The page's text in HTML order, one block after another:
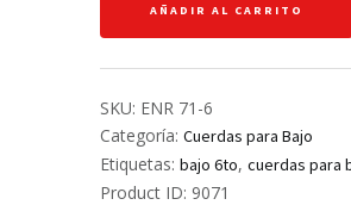
Half
Rounds
Light
-
AÑADIR AL CARRITO
SKU: ENR 71-6
Categoría: Cuerdas para Bajo
Etiquetas: bajo 6to, cuerdas para
Product ID: 9071